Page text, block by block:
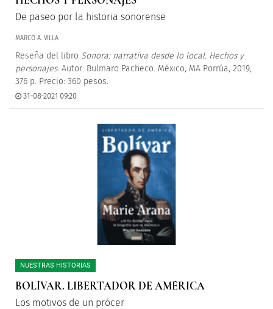
De paseo por la historia sonorense
MARCO A. VILLA
Reseña del libro Sonora: narrativa desde lo local. Hechos y
personajes. Autor: Bulmaro Pacheco. México, MA Porrúa, 2019,
376 p. Precio: 360 pesos.
31-08-2021 09:20
NUESTRAS HISTORIAS
BOLÍVAR. LIBERTADOR DE AMÉRICA
Los motivos de un prócer